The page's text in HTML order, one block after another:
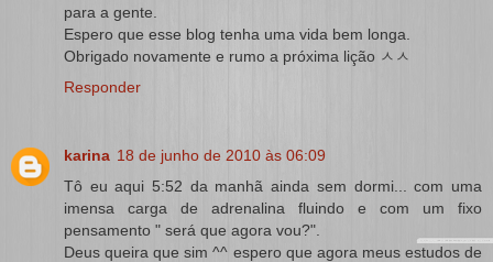
para a gente.
Espero que esse blog tenha uma vida bem longa.
Obrigado novamente e rumo a próxima lição ㅅㅅ
Responder
karina 18 de junho de 2010 às 06:09
Tô eu aqui 5:52 da manhã ainda sem dormi... com uma
imensa carga de adrenalina fluindo e com um fixo
pensamento " será que agora vou?".
Deus queira que sim ^^ espero que agora meus estudos de